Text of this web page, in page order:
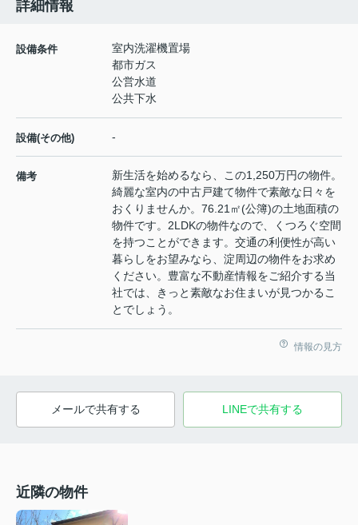
詳細情報
設備条件
室内洗濯機置場
都市ガス
公営水道
公共下水
設備(その他) -
備考
新生活を始めるなら、この1,250万円の物件。
綺麗な室内の中古戸建て物件で素敵な日々を
おくりませんか。76.21㎡(公簿)の土地面積の
物件です。2LDKの物件なので、くつろぐ空間
を持つことができます。交通の利便性が高い
暮らしをお望みなら、淀周辺の物件をお求め
ください。豊富な不動産情報をご紹介する当
社では、きっと素敵なお住まいが見つかるこ
とでしょう。
情報の見方
メールで共有する LINEで共有する
近隣の物件